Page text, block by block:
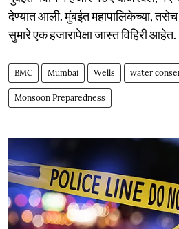
देण्यात आली. मुंबईत महापालिकेच्या,
सुमारे एक हजारापेक्षा जास्त विहिरी आहेत.
BMC Mumbai Wells water
Monsoon Preparedness